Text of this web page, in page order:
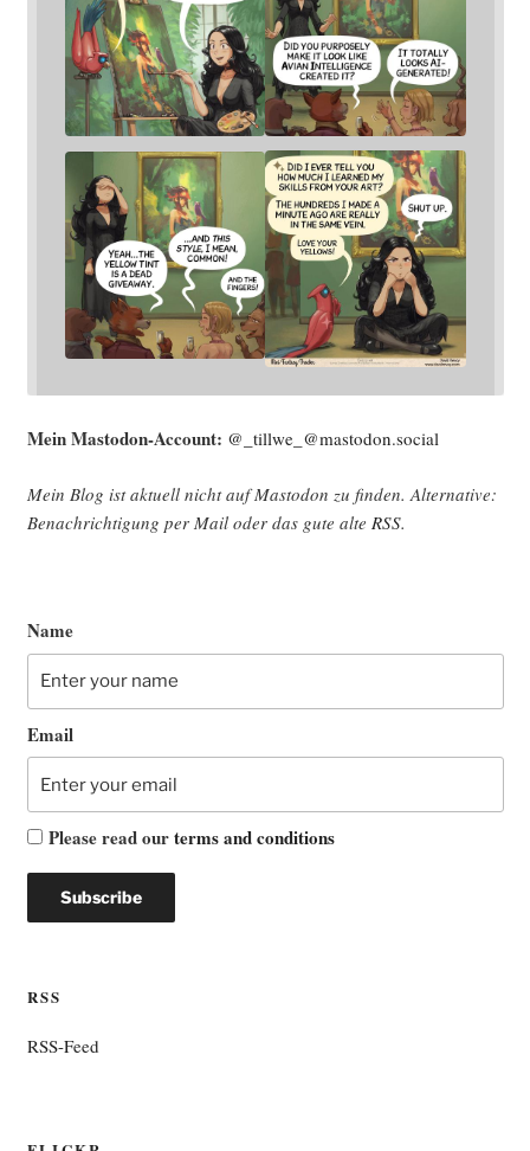
Mein Mast­o­don-Account: @_tillwe_@mastodon.social
Mein Blog ist aktu­ell nicht auf Mast­o­don zu fin­den. Alter­na­ti­ve:
Benach­rich­ti­gung per Mail oder das gute alte RSS.
Name
Email
Please read ourterms and conditions
RSS
RSS-Feed